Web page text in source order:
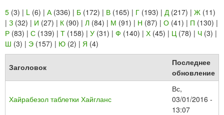
5 (3) | L (6) | А (336) | Б (172) | В (165) | Г (193) | Д (217) | Ж (11)
| З (32) | И (27) | К (90) | Л (84) | М (91) | Н (87) | О (41) | П (130) |
Р (83) | С (139) | Т (158) | У (31) | Ф (140) | Х (45) | Ц (78) | Ч (3) |
Ш (3) | Э (157) | Ю (2) | Я (4)
Заголовок
Последнее
обновление
Хайрабезол таблетки Хайгланс
Вс,
03/01/2016 -
13:07